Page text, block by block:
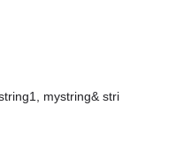
mystring& stri